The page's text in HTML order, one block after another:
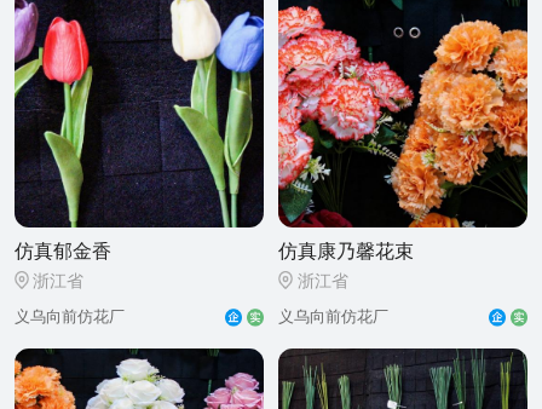
仿真郁金香
浙江省
义乌向前仿花厂
仿真康乃馨花束
浙江省
义乌向前仿花厂